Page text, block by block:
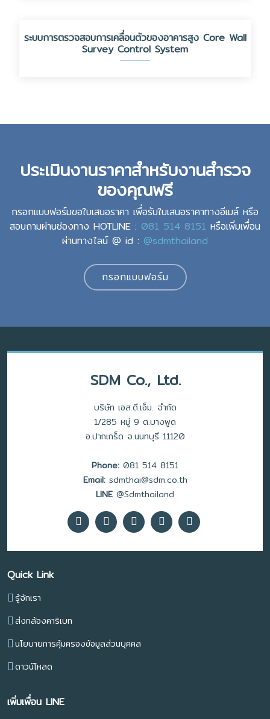
ระบบการตรวจสอบการเคลื่อนตัวของอาคารสูง Core Wall
Survey Control System
ประเมินงานราคาสำหรับงานสำรวจ
ของคุณฟรี
กรอกแบบฟอร์มขอใบเสนอราคา เพื่อรับใบเสนอราคาทางอีเมล์ หรือ
สอบถามผ่านช่องทาง HOTLINE : 081 514 8151 หรือเพิ่มเพื่อน
ผ่านทางไลน์ @ id : @sdmthailand
กรอกแบบฟอร์ม
SDM Co., Ltd.
บริษัท เอส.ดี.เอ็ม. จำกัด
1/285 หมู่ 9 ต.บางพูด
อ.ปากเกร็ด จ.นนทบุรี 11120
Phone: 081 514 8151
Email:sdmthai@sdm.co.th
LINE @Sdmthailand
Quick Link
รู้จักเรา
ส่งกล้องคาริเบท
นโยบายการคุ้มครองข้อมูลส่วนบุคคล
ดาวน์โหลด
เพิ่มเพื่อน LINE